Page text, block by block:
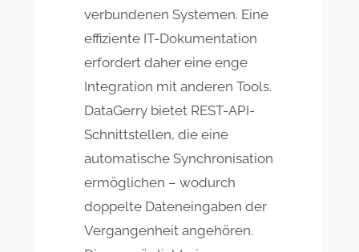
verbundenen Systemen. Eine
effiziente IT-Dokumentation
erfordert daher eine enge
Integration mit anderen Tools.
DataGerry bietet REST-API-
Schnittstellen, die eine
automatische Synchronisation
ermöglichen – wodurch
doppelte Dateneingaben der
Vergangenheit angehören.